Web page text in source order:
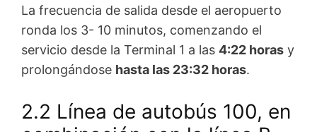
La frecuencia de salida desde el aeropuerto
ronda los 3- 10 minutos, comenzando el
servicio desde la Terminal 1 a las 4:22 horas y
prolongándose hasta las 23:32 horas.
2.2 Línea de autobús 100, en